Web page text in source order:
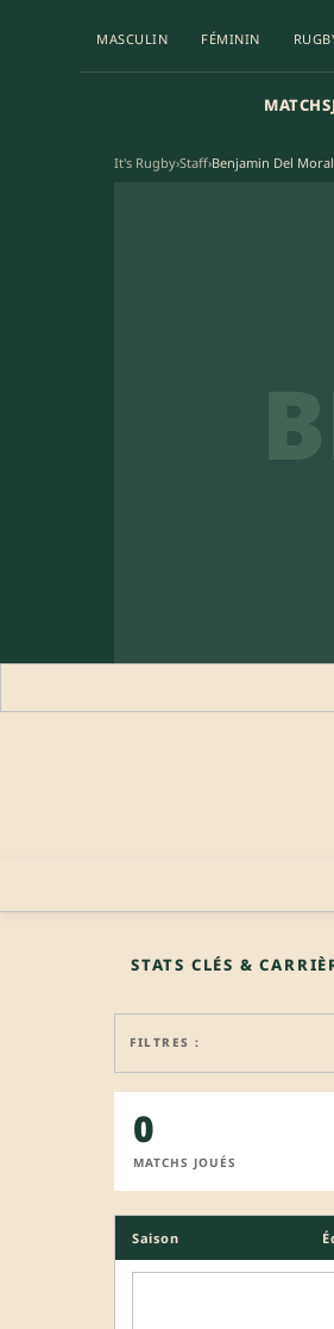
MASCULIN FÉMININ
MATCHS
It's Rugby›Staff›Benjamin Del Moral
🔒 PROFIL PRO
STATS CLÉS &
FILTRES :
0
MATCHS JOUÉS
Saison